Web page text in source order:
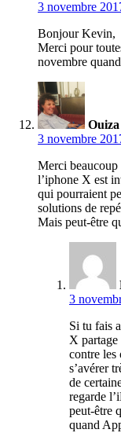
3 novembre
Bonjour Kevin,
Merci pour
novembre
Ouiza
3 novembre
Merci
l’iphone X est
qui pourraient
solutions de
Mais peut-être
3
Si tu fais
X partage
contre les
s’avérer
de
regarde
peut-être
quand